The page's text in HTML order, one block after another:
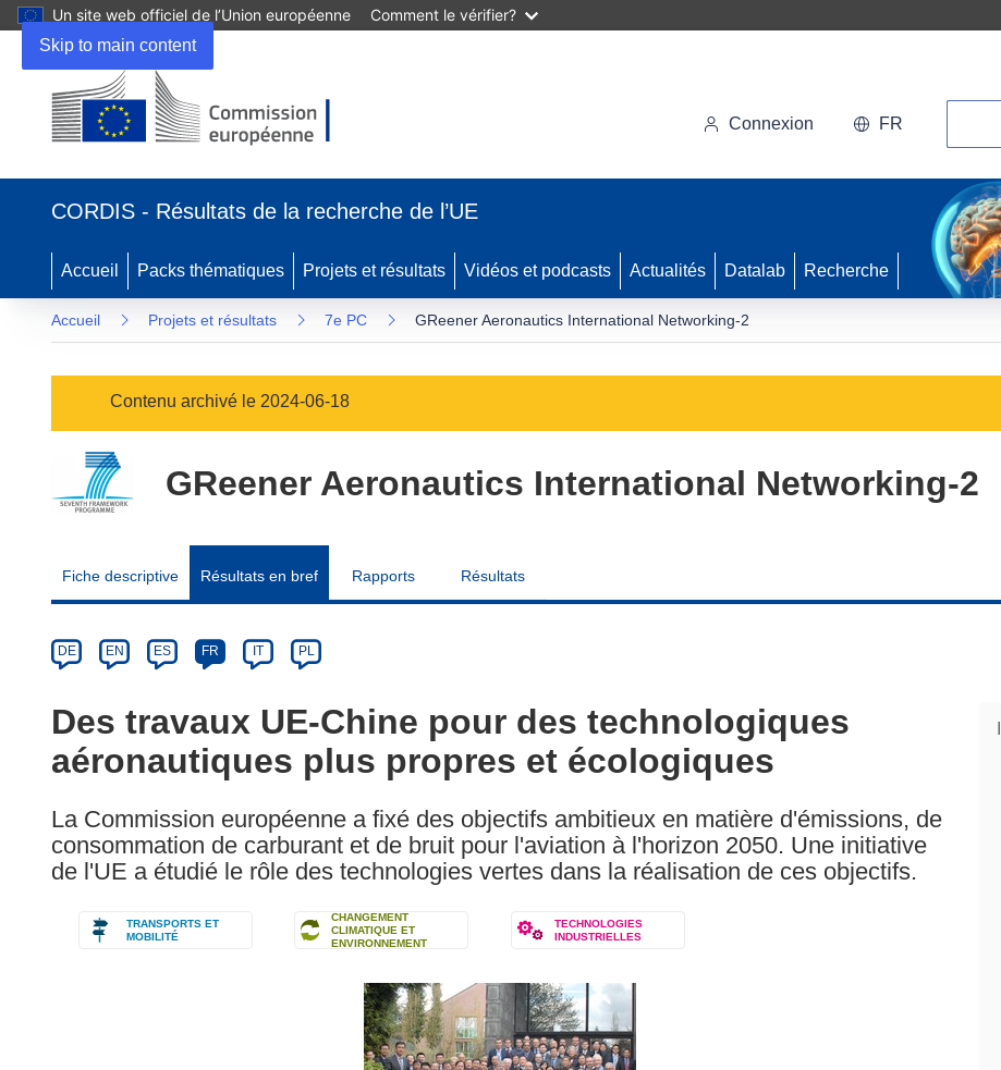
Skip to main content
Un site web officiel de l’Union européenne Comment le vérifier?
une
fenêtre)
Connexion FR
CORDIS - Résultats de la recherche de l’UE
Accueil Packs thématiques Projets et résultats Vidéos et podcasts Actualités Datalab Recherche
Accueil Projets et résultats 7e PC GReener Aeronautics International Networking-2
Contenu archivé le 2024-06-18
GReener Aeronautics International Networking-2
Fiche descriptive Résultats en bref Rapports Résultats
Category
Article
available
the
following
languages:
DE EN ES FR IT PL
Des travaux UE-Chine pour des technologiques
aéronautiques plus propres et écologiques
La Commission européenne a fixé des objectifs ambitieux en matière d'émissions, de
consommation de carburant et de bruit pour l'aviation à l'horizon 2050. Une initiative
de l'UE a étudié le rôle des technologies vertes dans la réalisation de ces objectifs.
TRANSPORTS ET
MOBILITÉ
CHANGEMENT
CLIMATIQUE ET
ENVIRONNEMENT
TECHNOLOGIES
INDUSTRIELLES